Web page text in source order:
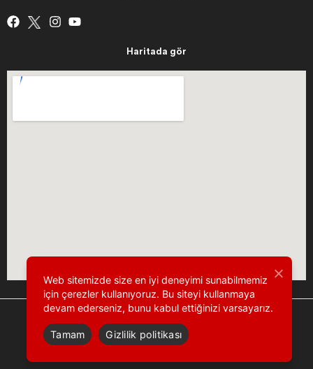
Haritada gör
Web sitemizde size en iyi deneyimi sunabilmemiz
için çerezler kullanıyoruz. Bu siteyi kullanmaya
devam ederseniz, bunu kabul ettiğinizi varsayarız.
Tamam Gizlilik politikası